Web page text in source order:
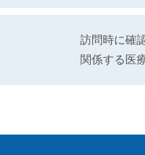
訪問時に確
関係する医